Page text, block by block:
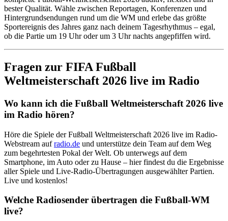
bester Qualität. Wähle zwischen Reportagen, Konferenzen und
Hintergrundsendungen rund um die WM und erlebe das größte
Sportereignis des Jahres ganz nach deinem Tagesrhythmus – egal,
ob die Partie um 19 Uhr oder um 3 Uhr nachts angepfiffen wird.
Fragen zur FIFA Fußball
Weltmeisterschaft 2026 live im Radio
Wo kann ich die Fußball Weltmeisterschaft 2026 live
im Radio hören?
Höre die Spiele der Fußball Weltmeisterschaft 2026 live im Radio-
Webstream aufradio.de und unterstütze dein Team auf dem Weg
zum begehrtesten Pokal der Welt. Ob unterwegs auf dem
Smartphone, im Auto oder zu Hause – hier findest du die Ergebnisse
aller Spiele und Live-Radio-Übertragungen ausgewählter Partien.
Live und kostenlos!
Welche Radiosender übertragen die Fußball-WM
live?